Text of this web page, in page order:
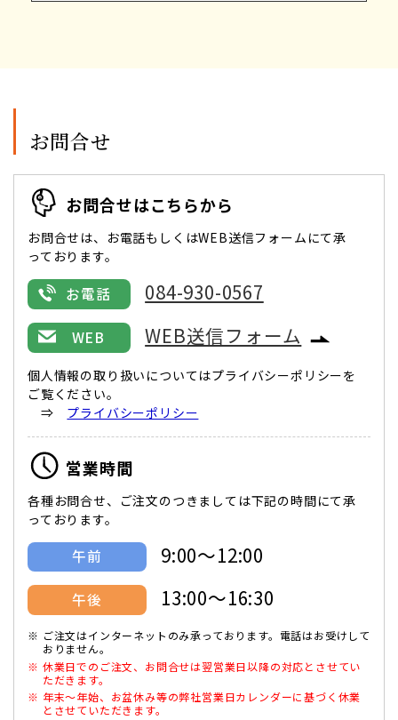
お問合せ
お問合せはこちらから
お問合せは、お電話もしくはWEB送信フォームにて承
っております。
お電話 084-930-0567
WEB WEB送信フォーム
個人情報の取り扱いについてはプライバシーポリシーを
ご覧ください。
⇒ プライバシーポリシー
営業時間
各種お問合せ、ご注文のつきましては下記の時間にて承
っております。
午前 9:00～12:00
午後 13:00～16:30
ご注文はインターネットのみ承っております。電話はお受けして
おりません。
休業日でのご注文、お問合せは翌営業日以降の対応とさせてい
ただきます。
年末～年始、お盆休み等の弊社営業日カレンダーに基づく休業
とさせていただきます。